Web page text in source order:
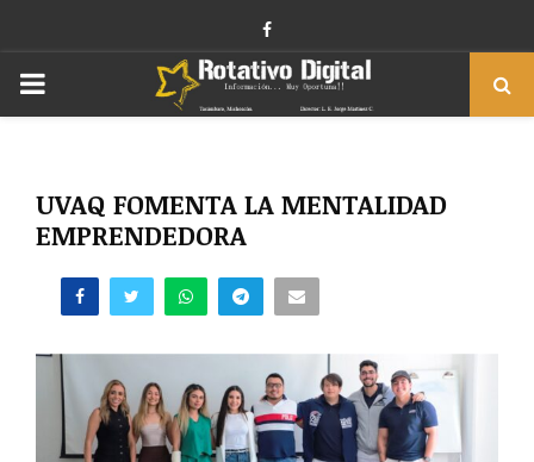
Facebook
PRIMARY
UVAQ FOMENTA LA MENTALIDAD
EMPRENDEDORA